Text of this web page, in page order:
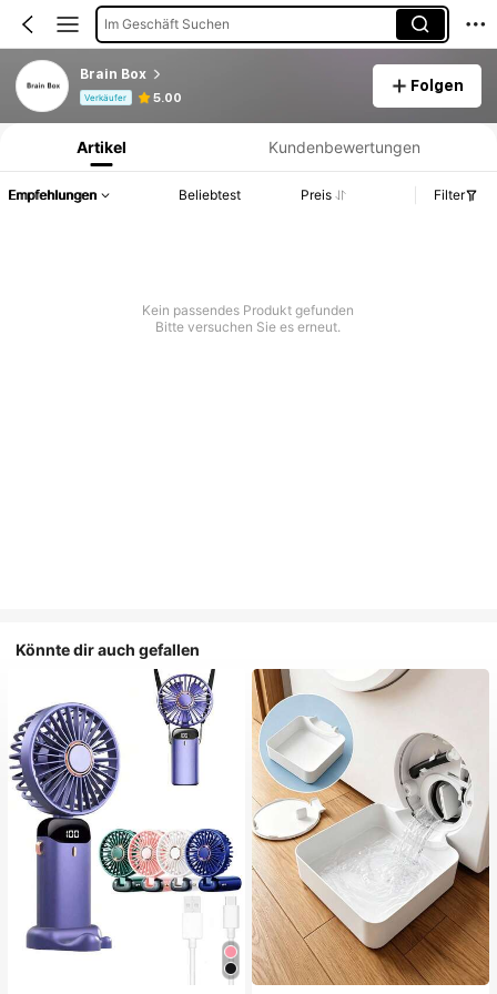
Im Geschäft Suchen
Brain Box
Verkäufer 5.00
Folgen
Produktinformation: Preisangabe, Verkaufs- und Lagerbestandsdetails.
Artikel Kundenbewertungen
Empfehlungen Beliebtest Preis Filter
Kein passendes Produkt gefunden
Bitte versuchen Sie es erneut.
Könnte dir auch gefallen